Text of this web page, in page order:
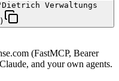
Verwaltungs
(FastMCP, Bearer
and your own agents.